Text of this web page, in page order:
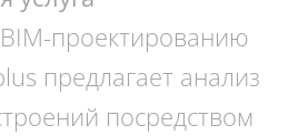
проектированию
предлагает анализ
посредством